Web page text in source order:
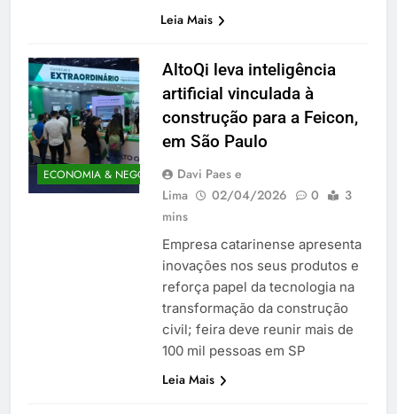
Leia Mais
ECONOMIA & NEGÓCIOS
AltoQi leva inteligência
artificial vinculada à
construção para a Feicon,
em São Paulo
Davi Paes e
Lima
02/04/2026 0
3
mins
Empresa catarinense apresenta
inovações nos seus produtos e
reforça papel da tecnologia na
transformação da construção
civil; feira deve reunir mais de
100 mil pessoas em SP
Leia Mais